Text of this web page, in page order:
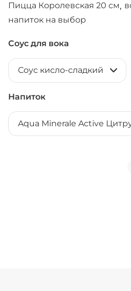
Пицца Королевская 20 см,
напиток на выбор
Соус для вока
Соус кисло-сладкий
Напиток
Aqua Minerale Active